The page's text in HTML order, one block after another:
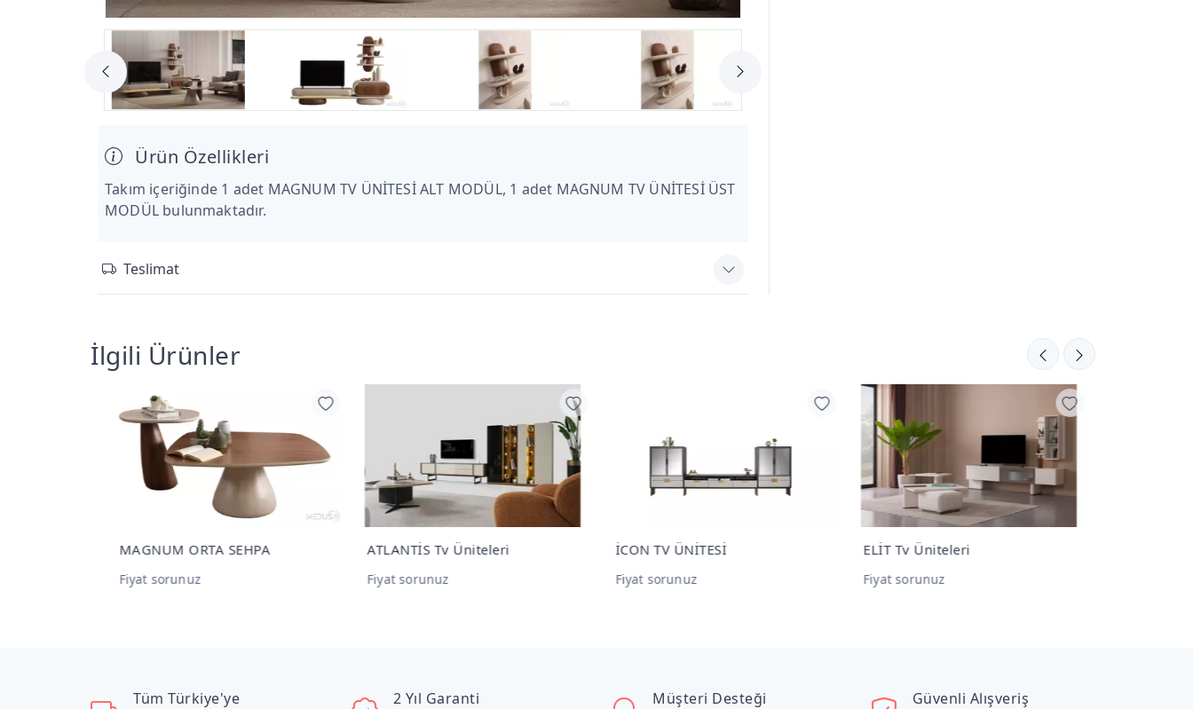
Ürün Özellikleri
Takım içeriğinde 1 adet MAGNUM TV ÜNİTESİ ALT MODÜL, 1 adet MAGNUM TV ÜNİTESİ ÜST
MODÜL bulunmaktadır.
Teslimat
İlgili Ürünler
ATLANTİS Tv Üniteleri
Fiyat sorunuz
İCON TV ÜNİTESİ
Fiyat sorunuz
ELİT Tv Üniteleri
Fiyat sorunuz
FORCE Tv Üniteleri
Fiyat sorunuz
Tüm Türkiye'ye 2 Yıl Garanti Müşteri Desteği Güvenli Alışveriş